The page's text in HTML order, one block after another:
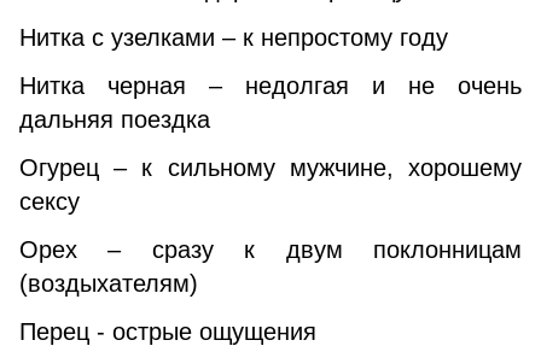
Нитка с узелками – к непростому году
Нитка черная – недолгая и не очень
дальняя поездка
Огурец – к сильному мужчине, хорошему
сексу
Орех – сразу к двум поклонницам
(воздыхателям)
Перец - острые ощущения